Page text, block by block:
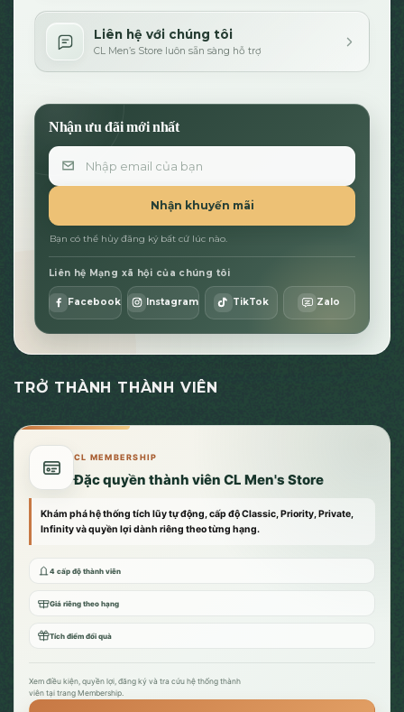
Liên hệ với chúng tôi
CL Men’s Store luôn sẵn sàng hỗ trợ
Nhận ưu đãi mới nhất
Email
Nhận khuyến mãi
Bạn có thể hủy đăng ký bất cứ lúc nào.
Liên hệ Mạng xã hội của chúng tôi
Facebook Instagram TikTok Zalo
TRỞ THÀNH THÀNH VIÊN
CL MEMBERSHIP
Đặc quyền thành viên CL Men's Store
Khám phá hệ thống tích lũy tự động, cấp độ Classic, Priority, Private,
Infinity và quyền lợi dành riêng theo từng hạng.
4 cấp độ thành viên
Giá riêng theo hạng
Tích điểm đổi quà
Xem điều kiện, quyền lợi, đăng ký và tra cứu hệ thống thành
viên tại trang Membership.